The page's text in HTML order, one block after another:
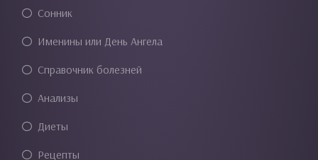
Сонник
Именины или День Ангела
Справочник болезней
Анализы
Диеты
Рецепты